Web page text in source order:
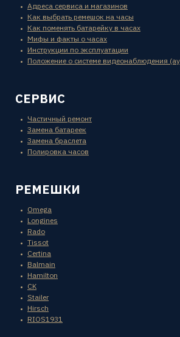
Адреса сервиса и магазинов
Как выбрать ремешок на часы
Как поменять батарейку в часах
Мифы и факты о часах
Инструкции по эксплуатации
Положение о системе видеонаблюдения
СЕРВИС
Частичный ремонт
Замена батареек
Замена браслета
Полировка часов
РЕМЕШКИ
Omega
Longines
Rado
Tissot
Certina
Balmain
Hamilton
CK
Stailer
Hirsch
RIOS1931